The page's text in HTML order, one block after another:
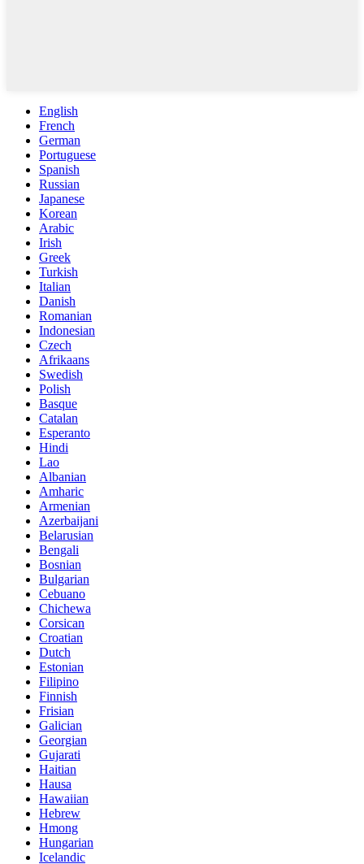
English
French
German
Portuguese
Spanish
Russian
Japanese
Korean
Arabic
Irish
Greek
Turkish
Italian
Danish
Romanian
Indonesian
Czech
Afrikaans
Swedish
Polish
Basque
Catalan
Esperanto
Hindi
Lao
Albanian
Amharic
Armenian
Azerbaijani
Belarusian
Bengali
Bosnian
Bulgarian
Cebuano
Chichewa
Corsican
Croatian
Dutch
Estonian
Filipino
Finnish
Frisian
Galician
Georgian
Gujarati
Haitian
Hausa
Hawaiian
Hebrew
Hmong
Hungarian
Icelandic